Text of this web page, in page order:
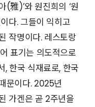
(雅)’와 원진희의 ‘원
다. 그들이 익히고
작명이다. 레스토랑
표기는 의도적으로
, 한국 식재료로, 한국
문이다. 2025년
가겐은 곧 2주년을